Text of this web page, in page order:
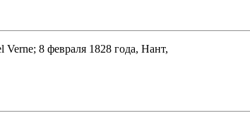
8 февраля 1828 года, Нант,